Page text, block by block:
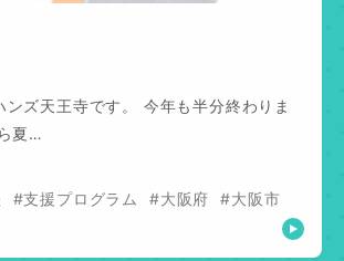
ンズ天王寺です。 今年も半分終わりま
夏…
#支援プログラム #大阪府
#大阪市